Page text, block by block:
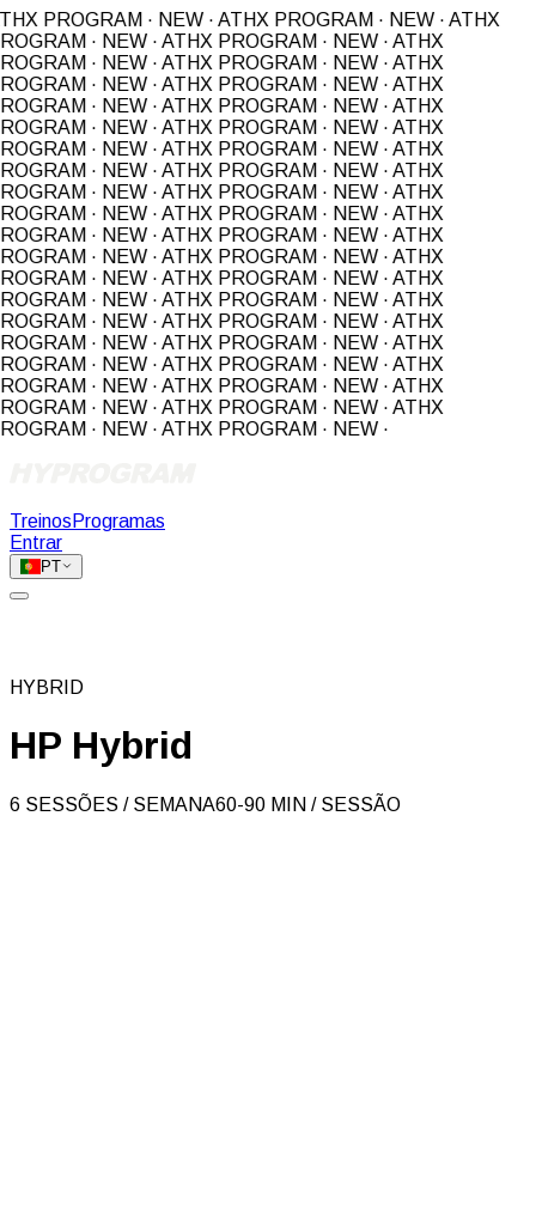
PROGRAM · NEW · ATHX PROGRAM · NEW · ATHX
· NEW · ATHX PROGRAM · NEW · ATHX
· NEW · ATHX PROGRAM · NEW · ATHX
· NEW · ATHX PROGRAM · NEW · ATHX
· NEW · ATHX PROGRAM · NEW · ATHX
· NEW · ATHX PROGRAM · NEW · ATHX
· NEW · ATHX PROGRAM · NEW · ATHX
· NEW · ATHX PROGRAM · NEW · ATHX
· NEW · ATHX PROGRAM · NEW · ATHX
· NEW · ATHX PROGRAM · NEW · ATHX
· NEW · ATHX PROGRAM · NEW · ATHX
· NEW · ATHX PROGRAM · NEW · ATHX
· NEW · ATHX PROGRAM · NEW · ATHX
· NEW · ATHX PROGRAM · NEW · ATHX
· NEW · ATHX PROGRAM · NEW · ATHX
· NEW · ATHX PROGRAM · NEW · ATHX
· NEW · ATHX PROGRAM · NEW · ATHX
· NEW · ATHX PROGRAM · NEW · ATHX
· NEW · ATHX PROGRAM · NEW · ATHX
· NEW · ATHX PROGRAM · NEW ·
Treinos Programas
Entrar
PT
HYBRID
HP Hybrid
6 SESSÕES / SEMANA60-90 MIN / SESSÃO